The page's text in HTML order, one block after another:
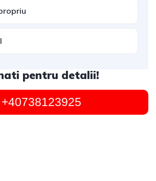
pentru detalii!
+40738123925